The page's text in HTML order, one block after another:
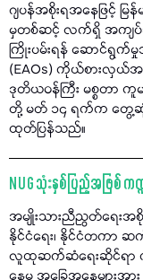
ဂျပန်အစိုးရအနေဖြင့် မ
မှတစ်ဆင့် လက်ရှိ အကျပ်
ကြိုးပမ်းရန် ဆောင်ရွက်
(EAOs) ကိုယ်စားလှယ်အ
ဒုတိယဝန်ကြီး မစ္စတာ ကူ
တို့ မတ် ၁၄ ရက်က တွေ့ဆုံခဲ့က
ထုတ်ပြန်သည်။
NUG သုံးနှစ်ပြည့်အဖြစ်
အမျိုးသားညီညွတ်ရေးအစို
နိုင်ငံရေး၊ နိုင်ငံတကာ ဆက်
လူထုဆက်ဆံရေးဆိုင်ရာ